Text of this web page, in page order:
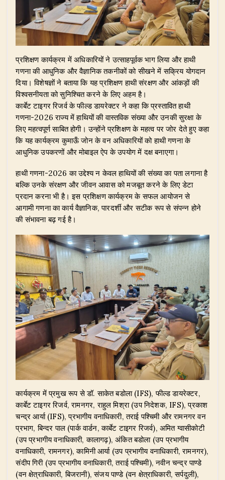
प्रशिक्षण कार्यक्रम में अधिकारियों ने उत्साहपूर्वक भाग लिया और हाथी
गणना की आधुनिक और वैज्ञानिक तकनीकों को सीखने में सक्रिय योगदान
दिया। विशेषज्ञों ने बताया कि यह प्रशिक्षण हाथी संरक्षण और आंकड़ों की
विश्वसनीयता को सुनिश्चित करने के लिए अहम है।
कार्बेट टाइगर रिजर्व के फील्ड डायरेक्टर ने कहा कि प्रस्तावित हाथी
गणना-2026 राज्य में हाथियों की वास्तविक संख्या और उनकी सुरक्षा के
लिए महत्वपूर्ण साबित होगी। उन्होंने प्रशिक्षण के महत्व पर जोर देते हुए कहा
कि यह कार्यक्रम कुमाऊँ जोन के वन अधिकारियों को हाथी गणना के
आधुनिक उपकरणों और मोबाइल ऐप के उपयोग में दक्ष बनाएगा।
हाथी गणना-2026 का उद्देश्य न केवल हाथियों की संख्या का पता लगाना है
बल्कि उनके संरक्षण और जीवन आवास को मजबूत करने के लिए डेटा
प्रदान करना भी है। इस प्रशिक्षण कार्यक्रम के सफल आयोजन से
आगामी गणना का कार्य वैज्ञानिक, पारदर्शी और सटीक रूप से संपन्न होने
की संभावना बढ़ गई है।
कार्यक्रम में प्रमुख रूप से डॉ. साकेत बडोला (IFS), फील्ड डायरेक्टर,
कार्बेट टाइगर रिजर्व, रामनगर, राहुल मिश्रा (उप निदेशक, IFS), प्रकाश
चन्द्र आर्या (IFS), प्रभागीय वनाधिकारी, तराई पश्चिमी और रामनगर वन
प्रभाग, बिन्दर पाल (पार्क वार्डन, कार्बेट टाइगर रिजर्व), अमित ग्वासीकोटी
(उप प्रभागीय वनाधिकारी, कालागढ़), अंकित बडोला (उप प्रभागीय
वनाधिकारी, रामनगर), कामिनी आर्या (उप प्रभागीय वनाधिकारी, रामनगर),
संदीप गिरी (उप प्रभागीय वनाधिकारी, तराई पश्चिमी), नवीन चन्द्र पाण्डे
(वन क्षेत्राधिकारी, बिजरानी), संजय पाण्डे (वन क्षेत्राधिकारी, सर्पदुली),